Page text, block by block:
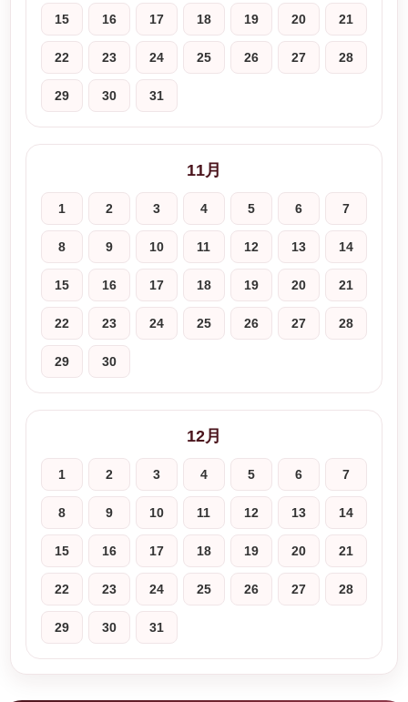
15 16 17 18 19 20 21
22 23 24 25 26 27 28
29 30 31
11月
1 2 3 4 5 6 7
8 9 10 11 12 13 14
15 16 17 18 19 20 21
22 23 24 25 26 27 28
29 30
12月
1 2 3 4 5 6 7
8 9 10 11 12 13 14
15 16 17 18 19 20 21
22 23 24 25 26 27 28
29 30 31